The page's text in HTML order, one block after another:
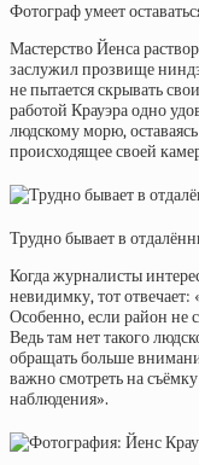
Фотограф умеет
Мастерство Йенса
заслужил прозвище
не пытается скрывать
работой Крауэра одно
людскому морю,
происходящее своей
Трудно бывает в
Когда журналисты
невидимку, тот отвечает:
Особенно, если район не
Ведь там нет такого
обращать больше
важно смотреть на
наблюдения».